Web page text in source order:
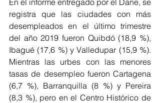
En el informe entregado por el Dane, se
registra que las ciudades con más
desempleados en el último trimestre
del año 2019 fueron Quibdó (18,9 %),
Ibagué (17,6 %) y Valledupar (15,9 %).
Mientras las urbes con las menores
tasas de desempleo fueron Cartagena
(6,7 %), Barranquilla (8 %) y Pereira
(8,3 %), pero en el Centro Histórico de